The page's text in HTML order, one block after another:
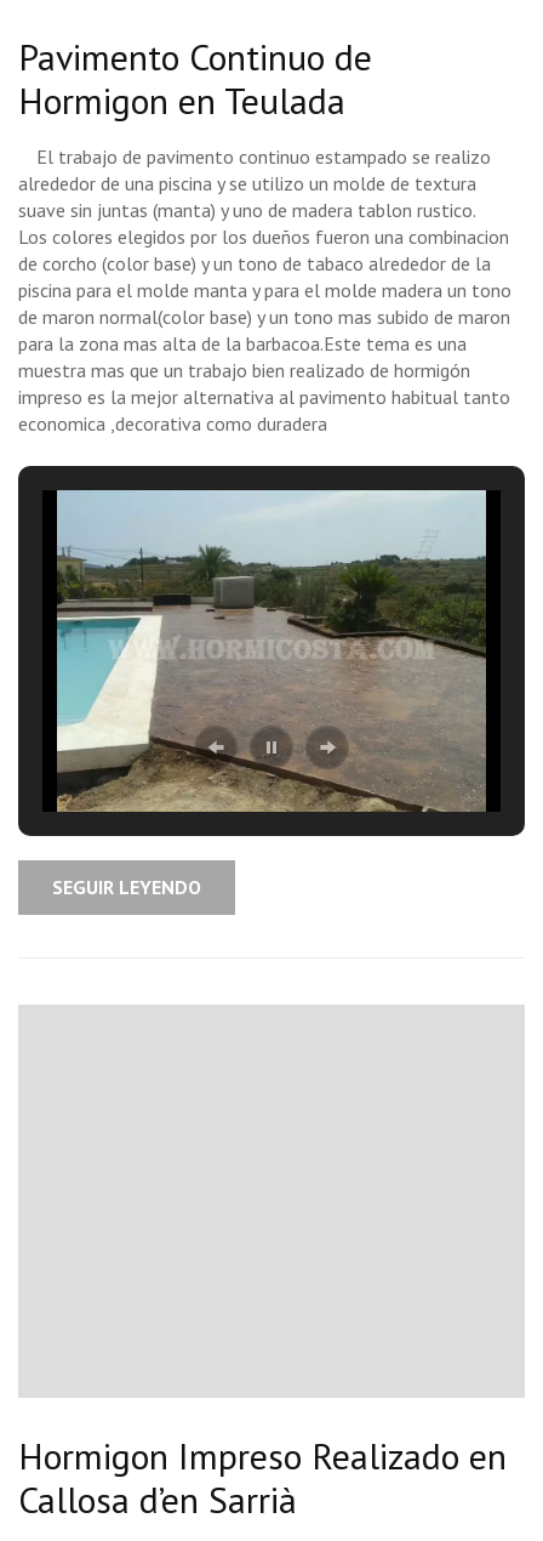
Pavimento Continuo de
Hormigon en Teulada
El trabajo de pavimento continuo estampado se realizo
alrededor de una piscina y se utilizo un molde de textura
suave sin juntas (manta) y uno de madera tablon rustico.
Los colores elegidos por los dueños fueron una combinacion
de corcho (color base) y un tono de tabaco alrededor de la
piscina para el molde manta y para el molde madera un tono
de maron normal(color base) y un tono mas subido de maron
para la zona mas alta de la barbacoa.Este tema es una
muestra mas que un trabajo bien realizado de hormigón
impreso es la mejor alternativa al pavimento habitual tanto
economica ,decorativa como duradera
SEGUIR LEYENDO
Hormigon Impreso Realizado en
Callosa d’en Sarrià